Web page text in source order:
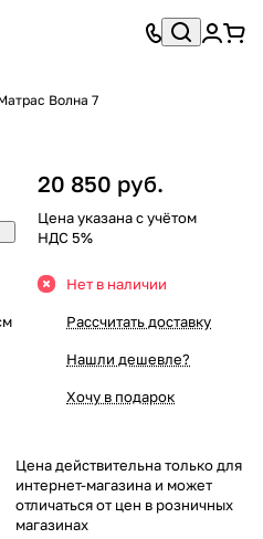
Волна 7
20 850 руб.
Цена указана с учётом
НДС 5%
Нет в наличии
Рассчитать доставку
Нашли дешевле?
Хочу в подарок
Цена действительна только для
интернет-магазина и может
отличаться от цен в розничных
магазинах